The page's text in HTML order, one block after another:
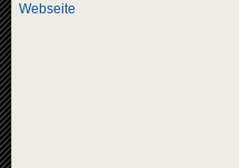
Webseite